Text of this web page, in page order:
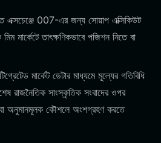
এক্সচেঞ্জে 007-এর জন্য সোয়াপ এক্সিকিউট
মার্কেটে তাৎক্ষণিকভাবে পজিশন নিতে বা
মার্কেট ডেটার মাধ্যমে মূল্যের গতিবিধি
রাজনৈতিক সাংস্কৃতিক সংবাদের ওপর
অনুমানমূলক কৌশলে অংশগ্রহণ করতে